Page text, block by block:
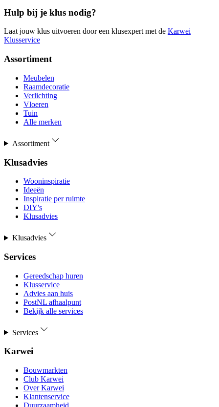
Hulp bij je klus nodig?
Laat jouw klus uitvoeren door een klusexpert met de Karwei
Klusservice
Assortiment
Meubelen
Raamdecoratie
Verlichting
Vloeren
Tuin
Alle merken
Assortiment
Klusadvies
Wooninspiratie
Ideeën
Inspiratie per ruimte
DIY's
Klusadvies
Klusadvies
Services
Gereedschap huren
Klusservice
Advies aan huis
PostNL afhaalpunt
Bekijk alle services
Services
Karwei
Bouwmarkten
Club Karwei
Over Karwei
Klantenservice